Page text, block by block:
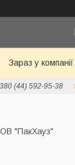
Зараз у
(44) 592-95-38
"ПакХауз"